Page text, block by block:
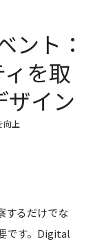
ント：
を取
ザイン
向上
するだけでな
です。Digital